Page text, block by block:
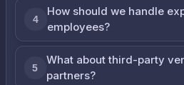
4
How should we handle
employees?
5
What about third-party
partners?